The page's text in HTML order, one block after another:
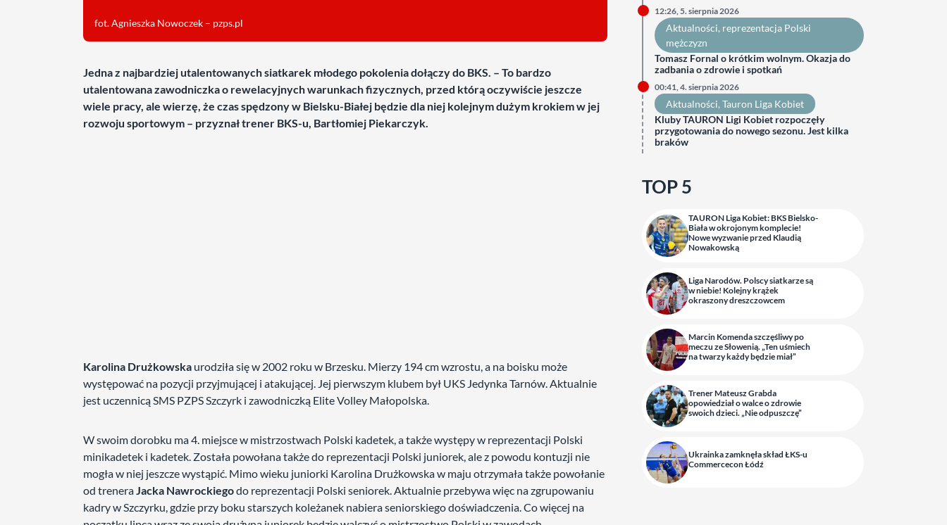
fot. Agnieszka Nowoczek – pzps.pl
Jedna z najbardziej utalentowanych siatkarek młodego pokolenia dołączy do BKS. – To bardzo
utalentowana zawodniczka o rewelacyjnych warunkach fizycznych, przed którą oczywiście jeszcze
wiele pracy, ale wierzę, że czas spędzony w Bielsku-Białej będzie dla niej kolejnym dużym krokiem w jej
rozwoju sportowym – przyznał trener BKS-u, Bartłomiej Piekarczyk.
Karolina Drużkowska urodziła się w 2002 roku w Brzesku. Mierzy 194 cm wzrostu, a na boisku może
występować na pozycji przyjmującej i atakującej. Jej pierwszym klubem był UKS Jedynka Tarnów. Aktualnie
jest uczennicą SMS PZPS Szczyrk i zawodniczką Elite Volley Małopolska.
W swoim dorobku ma 4. miejsce w mistrzostwach Polski kadetek, a także występy w reprezentacji Polski
minikadetek i kadetek. Została powołana także do reprezentacji Polski juniorek, ale z powodu kontuzji nie
mogła w niej jeszcze wystąpić. Mimo wieku juniorki Karolina Drużkowska w maju otrzymała także powołanie
od treneraJacka Nawrockiegodo reprezentacji Polski seniorek. Aktualnie przebywa więc na zgrupowaniu
kadry w Szczyrku, gdzie przy boku starszych koleżanek nabiera seniorskiego doświadczenia. Co więcej na
12:26, 5. sierpnia 2026
Aktualności, reprezentacja Polski
mężczyzn
Tomasz Fornal o krótkim wolnym. Okazja do
zadbania o zdrowie i spotkań
00:41, 4. sierpnia 2026
Aktualności, Tauron Liga Kobiet
Kluby TAURON Ligi Kobiet rozpoczęły
przygotowania do nowego sezonu. Jest kilka
braków
TOP 5
TAURON Liga Kobiet: BKS Bielsko-
Biała w okrojonym komplecie!
Nowe wyzwanie przed Klaudią
Nowakowską
Liga Narodów. Polscy siatkarze są
w niebie! Kolejny krążek
okraszony dreszczowcem
Marcin Komenda szczęśliwy po
meczu ze Słowenią. „Ten uśmiech
na twarzy każdy będzie miał”
Trener Mateusz Grabda
opowiedział o walce o zdrowie
swoich dzieci. „Nie odpuszczę”
Ukrainka zamknęła skład ŁKS-u
Commercecon Łódź